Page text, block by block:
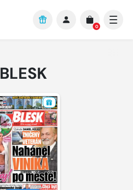
0
BLESK